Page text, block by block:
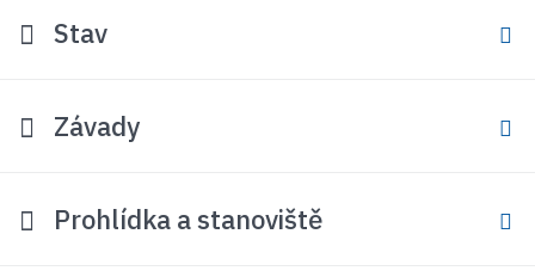
Stav
Závady
Prohlídka a stanoviště